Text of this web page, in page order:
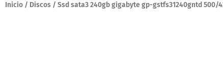
Inicio / Discos / Ssd sata3 240gb gigabyte gp-gstfs31240gntd 500/